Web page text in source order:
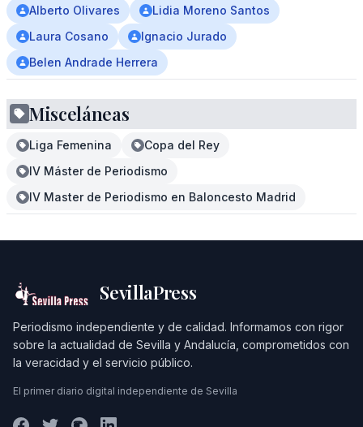
Alberto Olivares
Lidia Moreno Santos
Laura Cosano
Ignacio Jurado
Belen Andrade Herrera
Misceláneas
Liga Femenina
Copa del Rey
IV Máster de Periodismo
IV Master de Periodismo en Baloncesto Madrid
SevillaPress
Periodismo independiente y de calidad. Informamos con rigor
sobre la actualidad de Sevilla y Andalucía, comprometidos con
la veracidad y el servicio público.
El primer diario digital independiente de Sevilla